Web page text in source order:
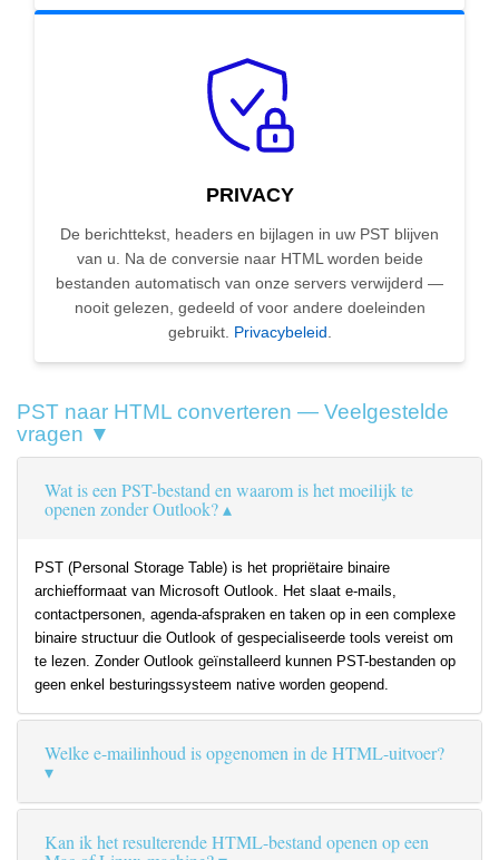
PRIVACY
De berichttekst, headers en bijlagen in uw PST blijven
van u. Na de conversie naar HTML worden beide
bestanden automatisch van onze servers verwijderd —
nooit gelezen, gedeeld of voor andere doeleinden
gebruikt. Privacybeleid
PST naar HTML converteren — Veelgestelde
vragen ▼
Wat is een PST-bestand en waarom is het moeilijk te
openen zonder Outlook?
PST (Personal Storage Table) is het propriëtaire binaire
archiefformaat van Microsoft Outlook. Het slaat e-mails,
contactpersonen, agenda-afspraken en taken op in een complexe
binaire structuur die Outlook of gespecialiseerde tools vereist om
te lezen. Zonder Outlook geïnstalleerd kunnen PST-bestanden op
geen enkel besturingssysteem native worden geopend.
Welke e-mailinhoud is opgenomen in de HTML-uitvoer?
Kan ik het resulterende HTML-bestand openen op een